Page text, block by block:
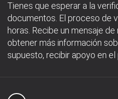
Tienes que esperar a la
documentos. El proceso de
horas. Recibe un mensaje
obtener más información
supuesto, recibir apoyo en